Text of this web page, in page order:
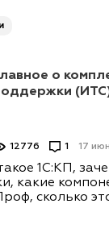
о
17
12776 1
1С:КП,
какие
сколько